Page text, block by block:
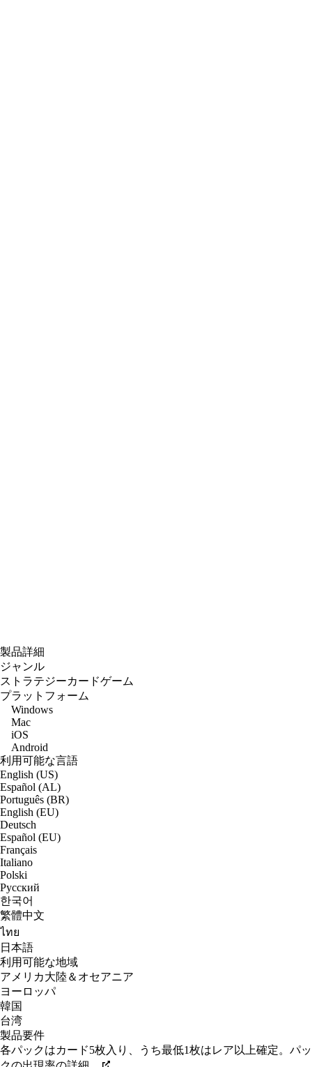
製品詳細
ジャンル
ストラテジーカードゲーム
プラットフォーム
Windows
Mac
iOS
Android
利用可能な言語
English (US)
Español (AL)
Português (BR)
English (EU)
Deutsch
Español (EU)
Français
Italiano
Polski
Русский
한국어
繁體中文
ไทย
日本語
利用可能な地域
アメリカ大陸＆オセアニア
ヨーロッパ
韓国
台湾
製品要件
各パックはカード5枚入り、うち最低1枚はレア以上確定。パッ